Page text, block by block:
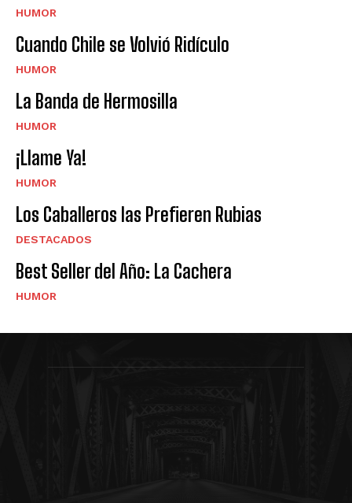
HUMOR
Cuando Chile se Volvió Ridículo
HUMOR
La Banda de Hermosilla
HUMOR
¡Llame Ya!
HUMOR
Los Caballeros las Prefieren Rubias
DESTACADOS
Best Seller del Año: La Cachera
HUMOR